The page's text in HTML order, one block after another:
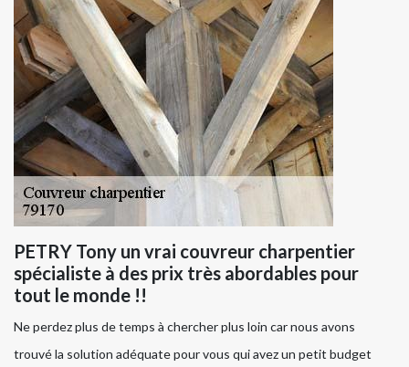
PETRY Tony un vrai couvreur charpentier
spécialiste à des prix très abordables pour
tout le monde !!
Ne perdez plus de temps à chercher plus loin car nous avons
trouvé la solution adéquate pour vous qui avez un petit budget